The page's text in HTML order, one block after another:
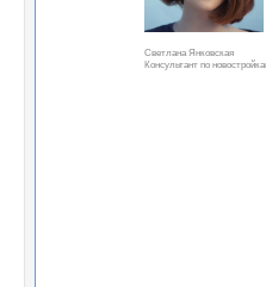
Светлана Янковская
Консультант по